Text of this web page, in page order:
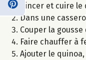
Rincer et cuire
Dans une
Couper la
Faire chauffer à
Ajouter le